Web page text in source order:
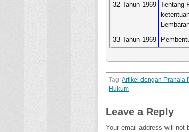
32 Tahun 1969 Tentang
33 Tahun 1969
Artikel dengan Pranala
Hukum
Leave a Reply
Your email address will not